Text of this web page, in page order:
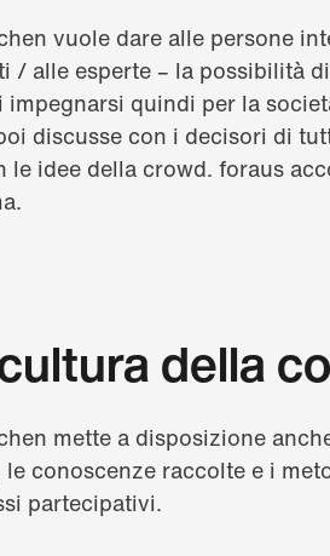
vuole dare alle persone
/ alle esperte – la possibilità
impegnarsi quindi per la
discusse con i decisori di
le idee della crowd. foraus
della
mette a disposizione
le conoscenze raccolte e i
partecipativi.